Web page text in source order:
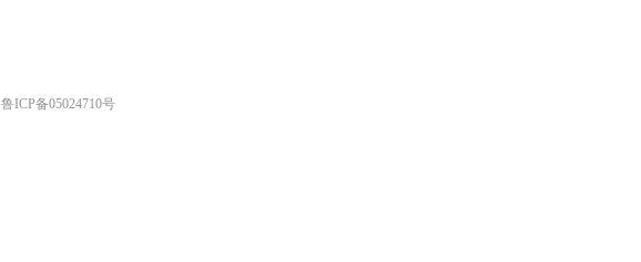
鲁ICP备05024710号